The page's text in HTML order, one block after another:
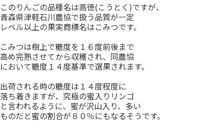
このりんごの品種名は高徳(こうとく)ですが、
青森県津軽石川農協で扱う品質が一定
レベル以上の果実商標名はこみつです。
こみつは樹上で糖度を１６度前後まで
高め完熟させてから収穫され、同農協
において糖度１４度基準で選果されます。
出荷される時の糖度は１４度程度に
落ち着きますが、究極の蜜入りリンゴ
と言われるように、蜜が沢山入り、多い
ものだと蜜の割合が８０％にもなるそうです。